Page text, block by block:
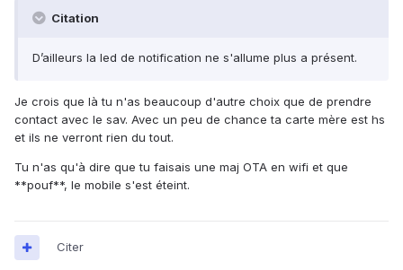
Citation
D’ailleurs la led de notification ne s'allume plus a présent.
Je crois que là tu n'as beaucoup d'autre choix que de prendre
contact avec le sav. Avec un peu de chance ta carte mère est hs
et ils ne verront rien du tout.
Tu n'as qu'à dire que tu faisais une maj OTA en wifi et que
**pouf**, le mobile s'est éteint.
Citer